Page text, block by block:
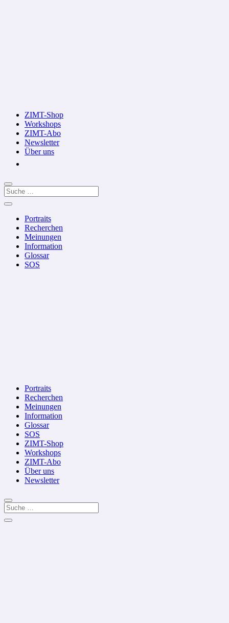
ZIMT-Shop
Workshops
ZIMT-Abo
Newsletter
Über uns
Portraits
Recherchen
Meinungen
Information
Glossar
SOS
Portraits
Recherchen
Meinungen
Information
Glossar
SOS
ZIMT-Shop
Workshops
ZIMT-Abo
Über uns
Newsletter